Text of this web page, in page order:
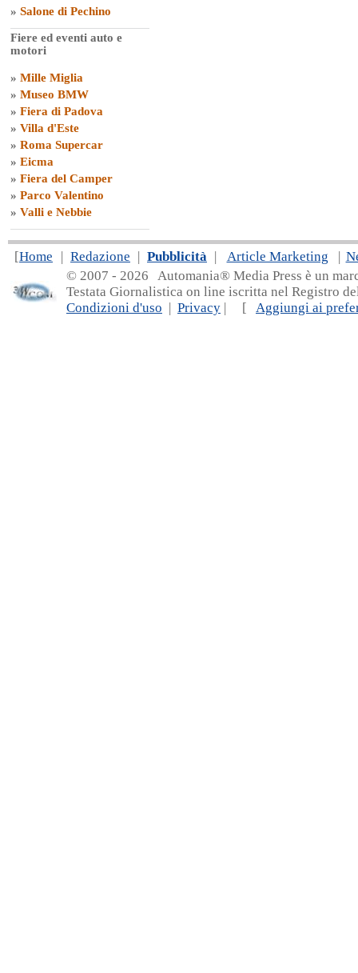
» Salone di Pechino
Fiere ed eventi auto e
motori
» Mille Miglia
» Museo BMW
» Fiera di Padova
» Villa d'Este
» Roma Supercar
» Eicma
» Fiera del Camper
» Parco Valentino
» Valli e Nebbie
[Home | Redazione | Pubblicità | Article Marketing |
© 2007 - 2026 Automania® Media Press è un
Testata Giornalistica on line iscritta nel Registro
Condizioni d'uso | Privacy | [ Aggiungi ai